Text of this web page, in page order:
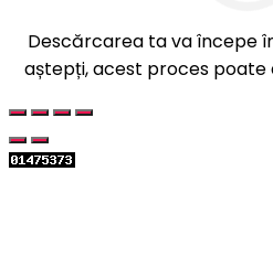
Descărcarea ta va începe
aștepți, acest proces